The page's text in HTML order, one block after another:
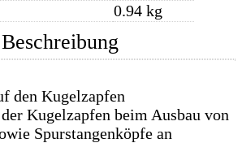
0.94 kg
Beschreibung
den Kugelzapfen
Kugelzapfen beim Ausbau von
Spurstangenköpfe an